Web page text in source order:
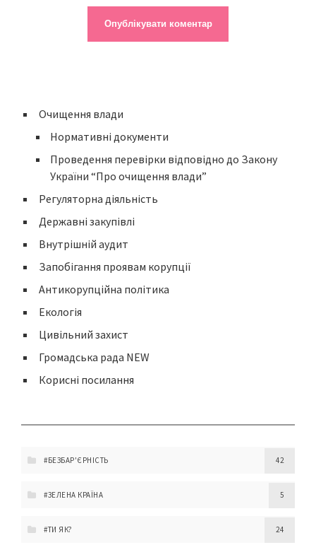
Очищення влади
Нормативні документи
Проведення перевірки відповідно до Закону
України “Про очищення влади”
Регуляторна діяльність
Державні закупівлі
Внутрішній аудит
Запобігання проявам корупції
Антикорупційна політика
Екологія
Цивільний захист
Громадська рада NEW
Корисні посилання
#БЕЗБАР'ЄРНІСТЬ 42
#ЗЕЛЕНА КРАЇНА 5
#ТИ ЯК? 24